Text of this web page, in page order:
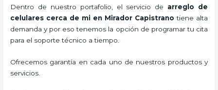
Dentro de nuestro portafolio, el servicio de arreglo de
celulares cerca de mi en Mirador Capistrano tiene alta
demanda y por eso tenemos la opción de programar tu cita
para el soporte técnico a tiempo.
Ofrecemos garantía en cada uno de nuestros productos y
servicios.